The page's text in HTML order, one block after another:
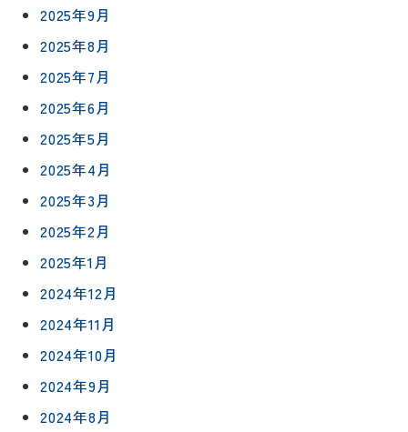
2025年9月
2025年8月
2025年7月
2025年6月
2025年5月
2025年4月
2025年3月
2025年2月
2025年1月
2024年12月
2024年11月
2024年10月
2024年9月
2024年8月